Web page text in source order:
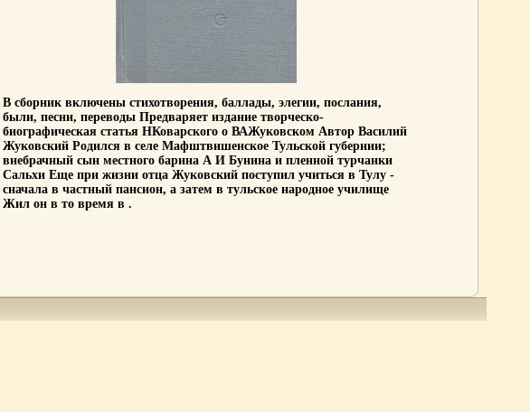
В сборник включены стихотворения, баллады, элегии, послания,
были, песни, переводы Предваряет издание творческо-
биографическая статья НКоварского о ВАЖуковском Автор Василий
Жуковский Родился в селе Мафштвишенское Тульской губернии;
внебрачный сын местного барина А И Бунина и пленной турчанки
Сальхи Еще при жизни отца Жуковский поступил учиться в Тулу -
сначала в частный пансион, а затем в тульское народное училище
Жил он в то время в .